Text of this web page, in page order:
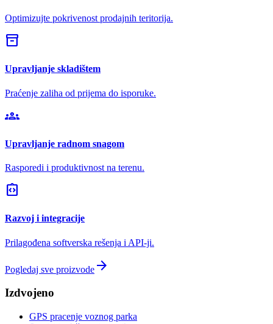
Optimizujte pokrivenost prodajnih teritorija.
inventory_2
Upravljanje skladištem
Praćenje zaliha od prijema do isporuke.
groups
Upravljanje radnom snagom
Rasporedi i produktivnost na terenu.
integration_instructions
Razvoj i integracije
Prilagođena softverska rešenja i API-ji.
Pogledaj sve proizvode arrow_forward
Izdvojeno
GPS pracenje voznog parka